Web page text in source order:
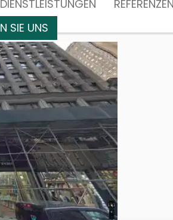
DIENSTLEISTUNGEN REFERENZEN
SIE UNS